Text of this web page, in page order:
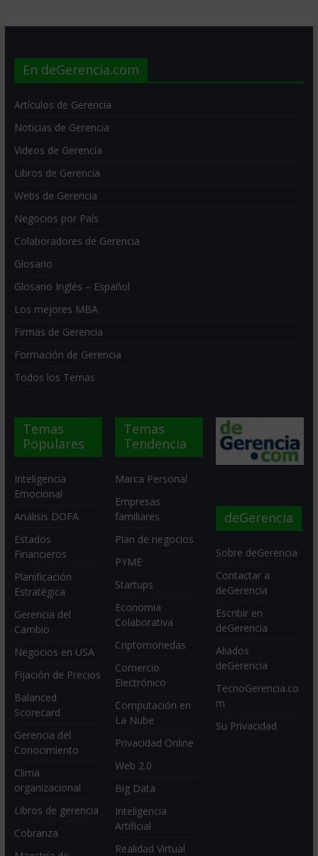
En deGerencia.com
Artículos de Gerencia
Noticias de Gerencia
Videos de Gerencia
Libros de Gerencia
Webs de Gerencia
Negocios por País
Colaboradores de Gerencia
Glosario
Glosario Inglés – Español
Los mejores MBA
Firmas de Gerencia
Formación de Gerencia
Todos los Temas
Temas
Populares
Inteligencia
Emocional
Análisis DOFA
Estados
Financieros
Planificación
Estratégica
Gerencia del
Cambio
Negocios en USA
Fijación de Precios
Balanced
Scorecard
Gerencia del
Conocimiento
Clima
organizacional
Libros de gerencia
Cobranza
Temas
Tendencia
Marca Personal
Empresas
familiares
Plan de negocios
PYME
Startups
Economia
Colaborativa
Criptomonedas
Comercio
Electrónico
Computación en
La Nube
Privacidad Online
Web 2.0
Big Data
Inteligencia
Artificial
Realidad Virtual
deGerencia
Sobre deGerencia
Contactar a
deGerencia
Escribir en
deGerencia
Aliados
deGerencia
TecnoGerencia.co
m
Su Privacidad